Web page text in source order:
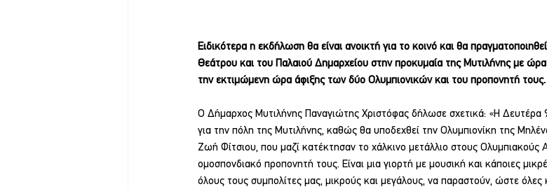
Ειδικότερα η εκδήλωση θα είναι ανοικτή για το κοινό και θα
Θεάτρου και του Παλαιού Δημαρχείου στην προκυμαία της Μυτιλήνης με ώρα
την εκτιμώμενη ώρα άφιξης των δύο Ολυμπιονικών και του προπονητή τους.
Ο Δήμαρχος Μυτιλήνης Παναγιώτης Χριστόφας δήλωσε σχετικά: «Η Δευτέρα
για την πόλη της Μυτιλήνης, καθώς θα υποδεχθεί την Ολυμπιονίκη της
Ζωή Φίτσιου, που μαζί κατέκτησαν το χάλκινο μετάλλιο στους Ολυμπιακούς
ομοσπονδιακό προπονητή τους. Είναι μια γιορτή με μουσική και κάποιες
όλους τους συμπολίτες μας, μικρούς και μεγάλους, να παραστούν, ώστε όλες